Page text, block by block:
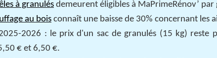
à granulés demeurent éligibles à MaPrimeRénov’
au bois connaît une baisse de 30% concernant les
2026 : le prix d'un sac de granulés (15 kg) reste
€ et 6,50 €.